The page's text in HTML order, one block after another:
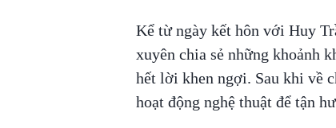
Kể từ ngày kết hôn với Huy
xuyên chia sẻ những khoảnh
hết lời khen ngợi. Sau khi về
hoạt động nghệ thuật để tận